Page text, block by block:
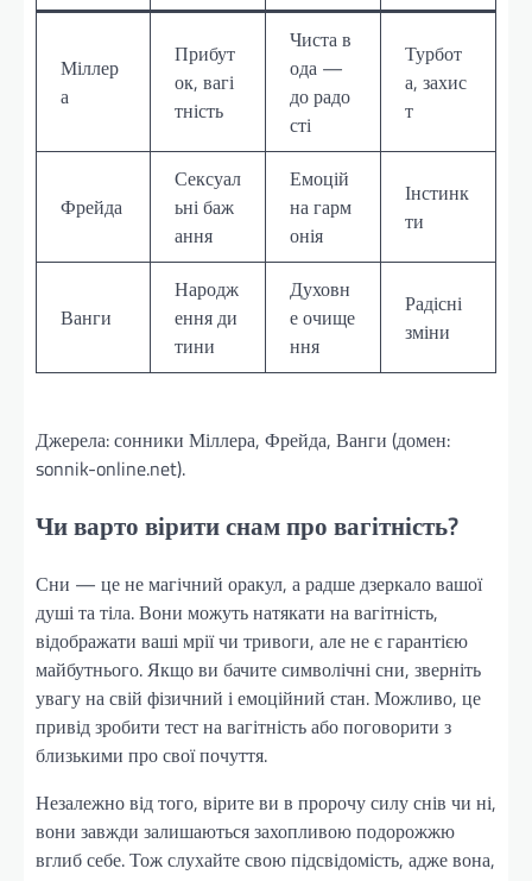
Міллер
а
Прибут
ок, вагі
тність
Чиста в
ода —
до радо
сті
Турбот
а, захис
т
Фрейда
Сексуал
ьні баж
ання
Емоцій
на гарм
онія
Інстинк
ти
Ванги
Народж
ення ди
тини
Духовн
е очище
ння
Радісні
зміни
Джерела: сонники Міллера, Фрейда, Ванги (домен:
sonnik-online.net).
Чи варто вірити снам про вагітність?
Сни — це не магічний оракул, а радше дзеркало вашої
душі та тіла. Вони можуть натякати на вагітність,
відображати ваші мрії чи тривоги, але не є гарантією
майбутнього. Якщо ви бачите символічні сни, зверніть
увагу на свій фізичний і емоційний стан. Можливо, це
привід зробити тест на вагітність або поговорити з
близькими про свої почуття.
Незалежно від того, вірите ви в пророчу силу снів чи ні,
вони завжди залишаються захопливою подорожжю
вглиб себе. Тож слухайте свою підсвідомість, адже вона,